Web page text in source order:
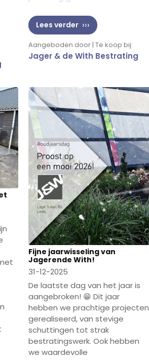
buitenleven!
Lees verder
Aangeboden door | Te koop bij:
Jager & de With Bestrating
Fijne jaarwisseling van
Jagerende With!
31-12-2025
De laatste dag van het jaar is
aangebroken! 😁 Dit jaar
hebben we prachtige projecten
gerealiseerd, van stevige
schuttingen tot strak
bestratingswerk. Ook hebben
we waardevolle